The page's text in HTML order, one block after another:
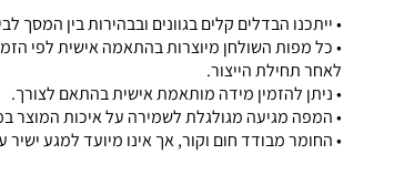
• ייתכנו הבדלים קלים בגוונים ובבהירות בין המסך
• כל מפות השולחן מיוצרות בהתאמה אישית לפי
לאחר תחילת הייצור.
• ניתן להזמין מידה מותאמת אישית בהתאם לצורך.
• המפה מגיעה מגולגלת לשמירה על איכות המוצר
• החומר מבודד חום וקור, אך אינו מיועד למגע